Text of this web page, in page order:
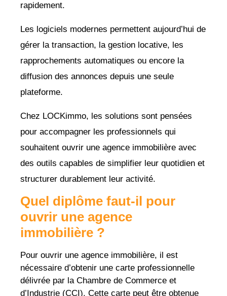
rapidement.
Les logiciels modernes permettent aujourd’hui de
gérer la transaction, la gestion locative, les
rapprochements automatiques ou encore la
diffusion des annonces depuis une seule
plateforme.
Chez LOCKimmo, les solutions sont pensées
pour accompagner les professionnels qui
souhaitent ouvrir une agence immobilière avec
des outils capables de simplifier leur quotidien et
structurer durablement leur activité.
Quel diplôme faut-il pour
ouvrir une agence
immobilière ?
Pour ouvrir une agence immobilière, il est
nécessaire d’obtenir une carte professionnelle
délivrée par la Chambre de Commerce et
d’Industrie (CCI). Cette carte peut être obtenue